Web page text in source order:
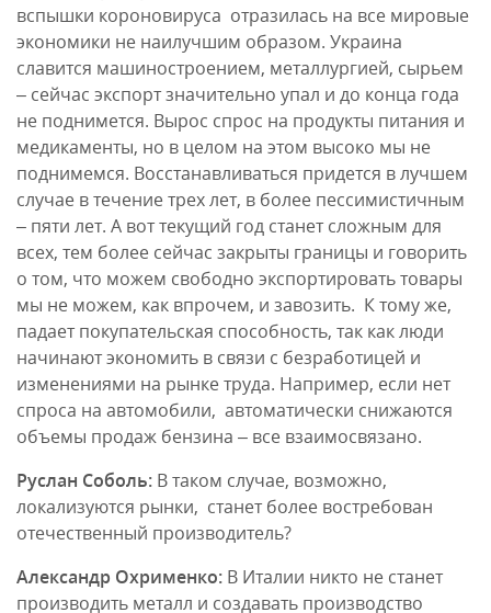
вспышки короновируса отразилась на все мировые
экономики не наилучшим образом. Украина
славится машиностроением, металлургией, сырьем
– сейчас экспорт значительно упал и до конца года
не поднимется. Вырос спрос на продукты питания и
медикаменты, но в целом на этом высоко мы не
поднимемся. Восстанавливаться придется в лучшем
случае в течение трех лет, в более пессимистичным
– пяти лет. А вот текущий год станет сложным для
всех, тем более сейчас закрыты границы и говорить
о том, что можем свободно экспортировать товары
мы не можем, как впрочем, и завозить. К тому же,
падает покупательская способность, так как люди
начинают экономить в связи с безработицей и
изменениями на рынке труда. Например, если нет
спроса на автомобили, автоматически снижаются
объемы продаж бензина – все взаимосвязано.
Руслан Соболь: В таком случае, возможно,
локализуются рынки, станет более востребован
отечественный производитель?
Александр Охрименко: В Италии никто не станет
производить металл и создавать производство